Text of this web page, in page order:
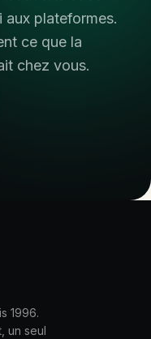
plateformes.
ce que la
chez vous.
1996.
un seul